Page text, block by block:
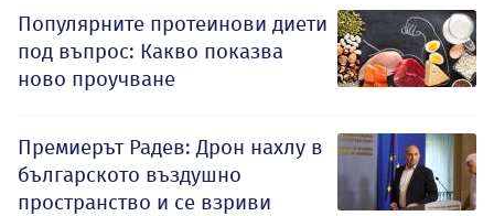
Популярните протеинови диети
под въпрос: Какво показва
ново проучване
Премиерът Радев: Дрон нахлу в
българското въздушно
пространство и се взриви